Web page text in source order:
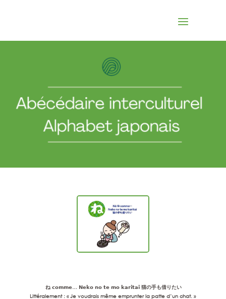
ね 𝗰𝗼𝗺𝗺𝗲… 𝗡𝗲𝗸𝗼 𝗻𝗼 𝘁𝗲 𝗺𝗼 𝗸𝗮𝗿𝗶𝘁𝗮𝗶 猫の手も借りたい
Littéralement : « Je voudrais même emprunter la patte d’un chat. »